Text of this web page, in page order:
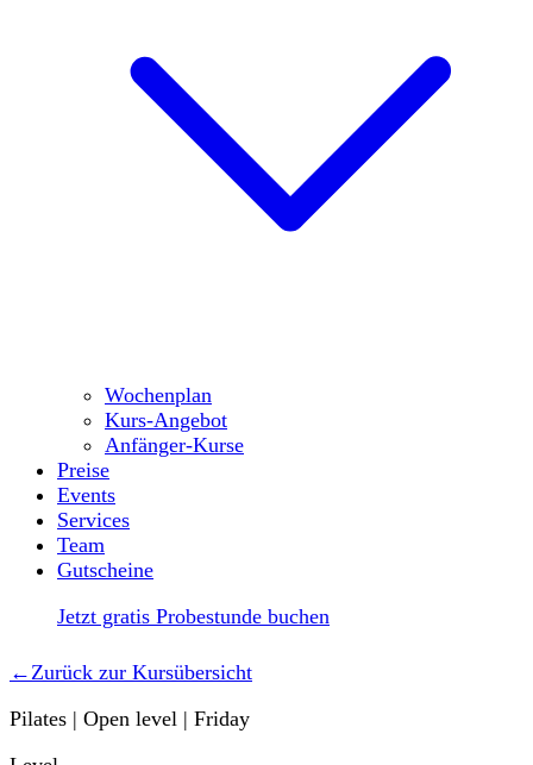
Wochenplan
Kurs-Angebot
Anfänger-Kurse
Preise
Events
Services
Team
Gutscheine
Jetzt gratis Probestunde buchen
←Zurück zur Kursübersicht
Pilates | Open level | Friday